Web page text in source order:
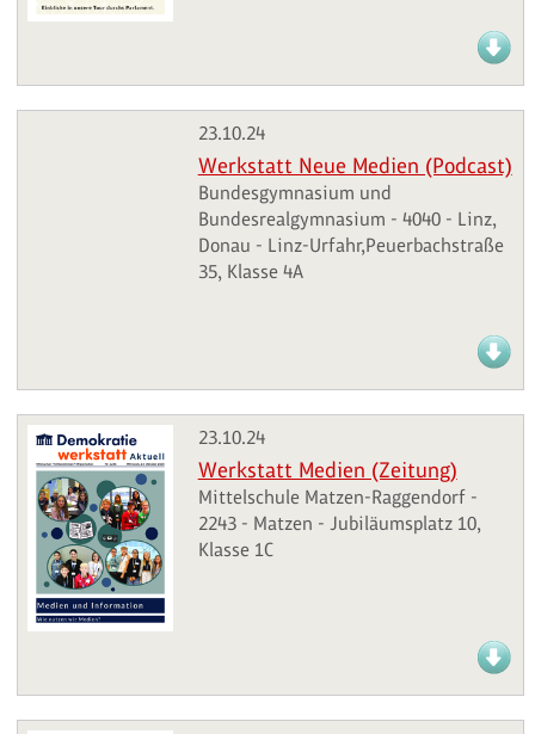
23.10.24
Werkstatt Neue Medien (Podcast)
Bundesgymnasium und
Bundesrealgymnasium - 4040 - Linz,
Donau - Linz-Urfahr,Peuerbachstraße
35, Klasse 4A
23.10.24
Werkstatt Medien (Zeitung)
Mittelschule Matzen-Raggendorf -
2243 - Matzen - Jubiläumsplatz 10,
Klasse 1C